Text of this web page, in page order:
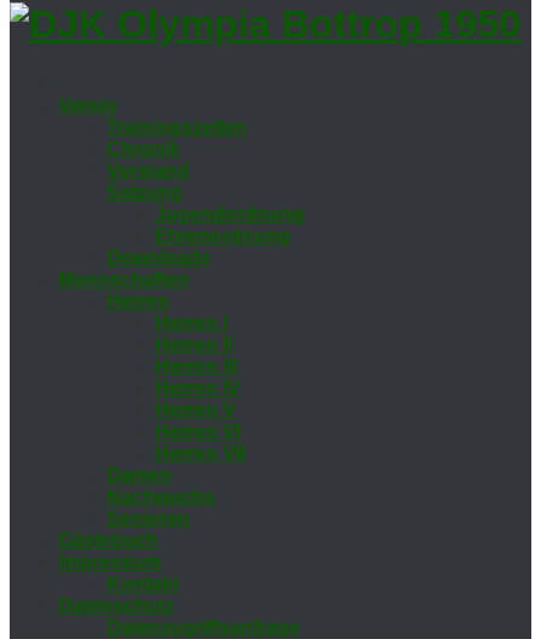
Ver­ein
Trai­nings­zei­ten
Chro­nik
Vor­stand
Sat­zung
Ju­gend­ord­nung
Eh­ren­ord­nung
Down­loads
Mann­schaf­ten
Her­ren
Her­ren I
Her­ren II
Her­ren III
Her­ren IV
Her­ren V
Her­ren VI
Her­ren VII
Da­men
Nach­wuchs
Se­nio­ren
Gäs­te­buch
Im­pres­sum
Kon­takt
Da­ten­schutz
Da­ten­zu­griffs­an­fra­ge